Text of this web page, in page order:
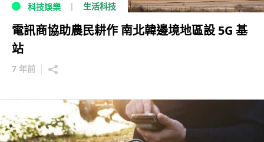
科技娛樂 生活科技
電訊商協助農民耕作 南北韓邊境地區設 5G 基
站
7 年前